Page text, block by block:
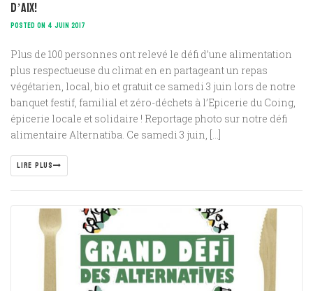
d’Aix!
POSTED ON 4 JUIN 2017
Plus de 100 personnes ont relevé le défi d’une alimentation
plus respectueuse du climat en en partageant un repas
végétarien, local, bio et gratuit ce samedi 3 juin lors de notre
banquet festif, familial et zéro-déchets à l’Epicerie du Coing,
épicerie locale et solidaire ! Reportage photo sur notre défi
alimentaire Alternatiba. Ce samedi 3 juin, […]
LIRE PLUS